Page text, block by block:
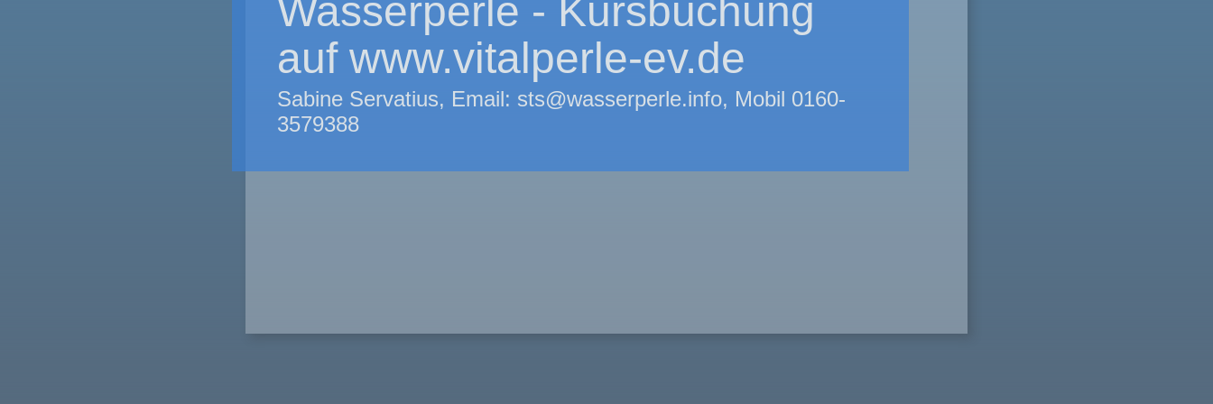
Wasserperle - Kursbuchung
auf www.vitalperle-ev.de
Sabine Servatius, Email: sts@wasserperle.info, Mobil 0160-
3579388